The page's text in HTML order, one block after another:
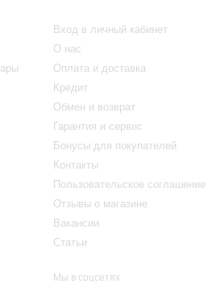
Вход в личный кабинет
О нас
Оплата и доставка
Кредит
Обмен и возврат
Гарантия и сервис
Бонусы для покупателей
Контакты
Пользовательское соглашение
Отзывы о магазине
Вакансии
Статьи
Мы в соцсетях